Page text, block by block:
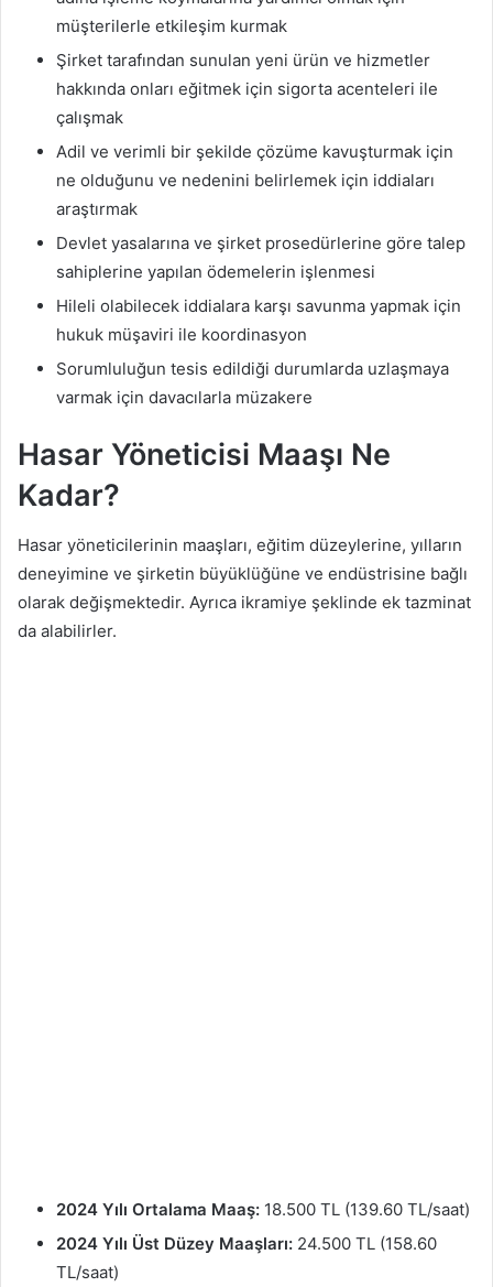
müşterilerle etkileşim kurmak
Şirket tarafından sunulan yeni ürün ve hizmetler
hakkında onları eğitmek için sigorta acenteleri ile
çalışmak
Adil ve verimli bir şekilde çözüme kavuşturmak için
ne olduğunu ve nedenini belirlemek için iddiaları
araştırmak
Devlet yasalarına ve şirket prosedürlerine göre talep
sahiplerine yapılan ödemelerin işlenmesi
Hileli olabilecek iddialara karşı savunma yapmak için
hukuk müşaviri ile koordinasyon
Sorumluluğun tesis edildiği durumlarda uzlaşmaya
varmak için davacılarla müzakere
Hasar Yöneticisi Maaşı Ne
Kadar?
Hasar yöneticilerinin maaşları, eğitim düzeylerine, yılların
deneyimine ve şirketin büyüklüğüne ve endüstrisine bağlı
olarak değişmektedir. Ayrıca ikramiye şeklinde ek tazminat
da alabilirler.
2024 Yılı Ortalama Maaş: 18.500 TL (139.60 TL/saat)
2024 Yılı Üst Düzey Maaşları: 24.500 TL (158.60
TL/saat)